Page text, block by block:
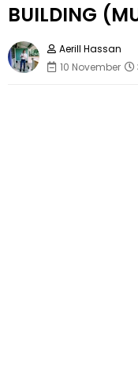
BUILDING
Aerill Hassan
10 November